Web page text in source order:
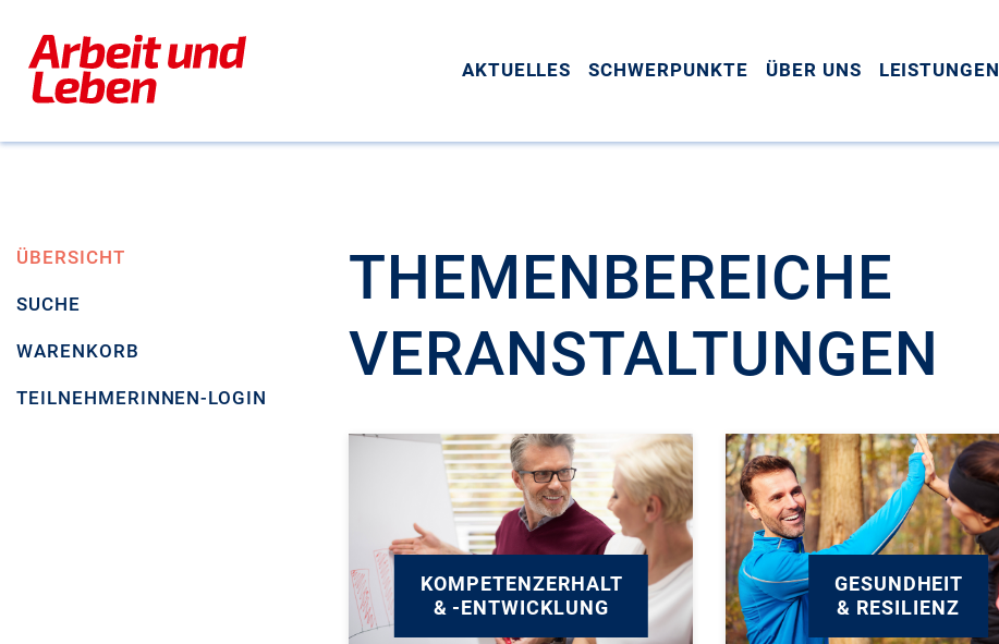
AKTUELLES SCHWERPUNKTE ÜBER UNS LEISTUNGEN
ÜBERSICHT
SUCHE
WARENKORB
TEILNEHMERINNEN-LOGIN
THEMENBEREICHE
VERANSTALTUNGEN
KOMPETENZERHALT
& -ENTWICKLUNG
GESUNDHEIT
& RESILIENZ